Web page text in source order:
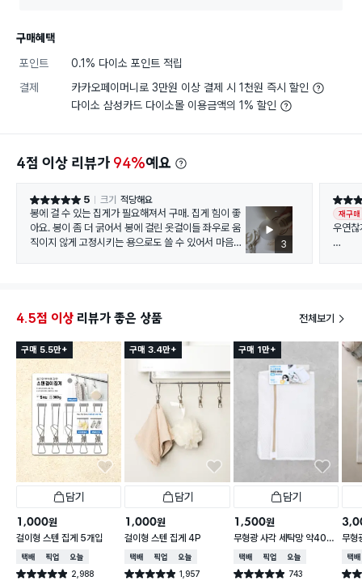
구매혜택
포인트
0.1% 다이소 포인트 적립
결제
카카오페이머니로 3만원 이상 결제 시 1천원 즉시 할인
다이소 삼성카드 다이소몰 이용금액의 1% 할인
4점 이상 리뷰가 94%예요
별점 5점 5 크기 적당해요
봉에 걸 수 있는 집게가 필요해져서 구매. 집게 힘이 좋
아요. 봉이 좀 더 굵어서 봉에 걸린 옷걸이들 좌우로 움
직이지 않게 고정시키는 용으로도 쓸 수 있어서 마음에
3
별점 5
재구매
우연찮
아니함
4.5점 이상 리뷰가 좋은 상품 전체보기
구매 5.5만+
담기
1,000원
걸이형 스텐 집게 5개입
택배배송매장픽업오늘배송
별점 4.9점 2,988
건 작성
구매 3.4만+
담기
1,000원
걸이형 스텐 집게 4P
택배배송매장픽업오늘배송
별점 4.9점 1,957
건 작성
구매 1만+
담기
1,500원
무형광 사각 세탁망 약40X
50cm
택배배송매장픽업오늘배송
별점 4.9점 743
건 작성
무형
트
택배
별점